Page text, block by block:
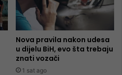
Nova pravila nakon udesa
u dijelu BiH, evo šta trebaju
znati vozači
1 sat ago